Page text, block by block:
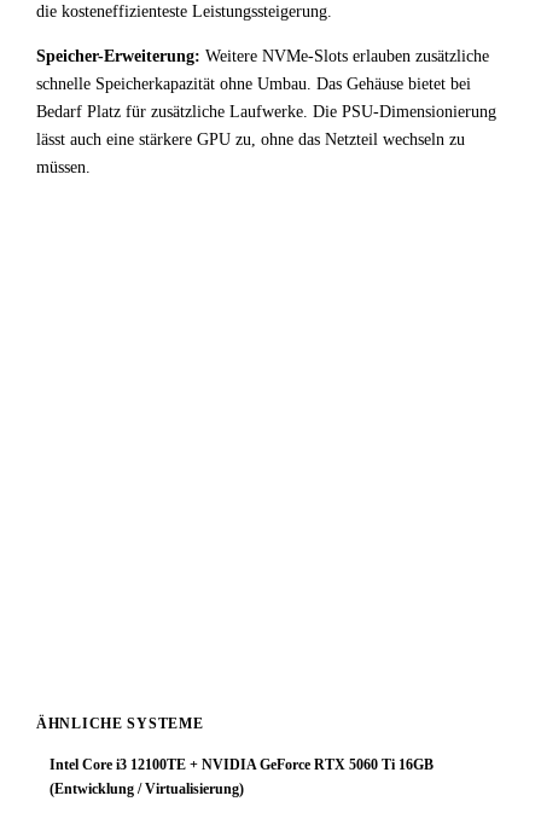
die kosteneffizienteste Leistungssteigerung.
Speicher-Erweiterung: Weitere NVMe-Slots erlauben zusätzliche
schnelle Speicherkapazität ohne Umbau. Das Gehäuse bietet bei
Bedarf Platz für zusätzliche Laufwerke. Die PSU-Dimensionierung
lässt auch eine stärkere GPU zu, ohne das Netzteil wechseln zu
müssen.
ÄHNLICHE SYSTEME
Intel Core i3 12100TE + NVIDIA GeForce RTX 5060 Ti 16GB
(Entwicklung / Virtualisierung)